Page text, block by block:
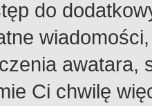
do
Ci chwilę